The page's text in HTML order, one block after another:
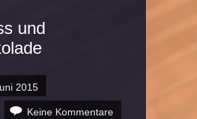
und
2015
Keine Kommentare